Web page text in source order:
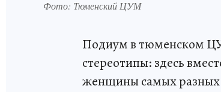
Фото: Тюменский ЦУМ
Подиум в тюменском
стереотипы: здесь
женщины самых разных